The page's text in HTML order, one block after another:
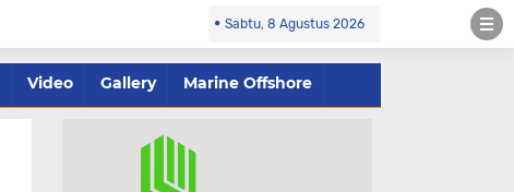
Sabtu, 8 Agustus 2026
Video Gallery Marine Offshore